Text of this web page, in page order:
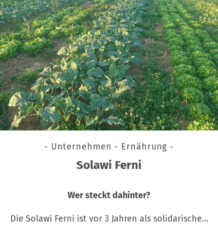
- Unternehmen - Ernährung -
Solawi Ferni
Wer steckt dahinter?
Die Solawi Ferni ist vor 3 Jahren als solidarische…